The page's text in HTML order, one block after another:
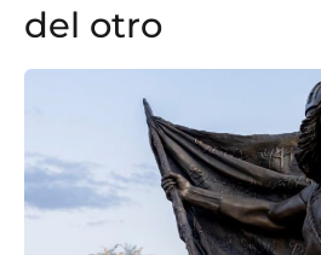
del otro